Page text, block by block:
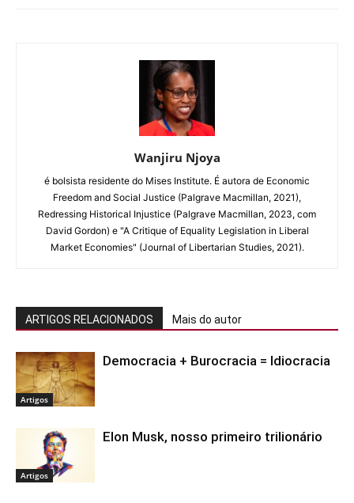
Wanjiru Njoya
é bolsista residente do Mises Institute. É autora de Economic
Freedom and Social Justice (Palgrave Macmillan, 2021),
Redressing Historical Injustice (Palgrave Macmillan, 2023, com
David Gordon) e "A Critique of Equality Legislation in Liberal
Market Economies" (Journal of Libertarian Studies, 2021).
ARTIGOS RELACIONADOS Mais do autor
Artigos
Democracia + Burocracia = Idiocracia
Artigos
Elon Musk, nosso primeiro trilionário